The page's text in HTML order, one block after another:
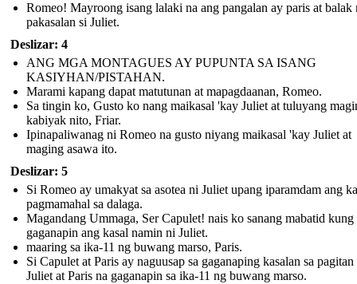
Romeo! Mayroong isang lalaki na ang pangalan ay paris at balak
pakasalan si Juliet.
Deslizar: 4
ANG MGA MONTAGUES AY PUPUNTA SA ISANG
KASIYHAN/PISTAHAN.
Marami kapang dapat matutunan at mapagdaanan, Romeo.
Sa tingin ko, Gusto ko nang maikasal 'kay Juliet at tuluyang
kabiyak nito, Friar.
Ipinapaliwanag ni Romeo na gusto niyang maikasal 'kay Juliet at
maging asawa ito.
Deslizar: 5
Si Romeo ay umakyat sa asotea ni Juliet upang iparamdam ang
pagmamahal sa dalaga.
Magandang Ummaga, Ser Capulet! nais ko sanang mabatid
gaganapin ang kasal namin ni Juliet.
maaring sa ika-11 ng buwang marso, Paris.
Si Capulet at Paris ay naguusap sa gaganaping kasalan sa
Juliet at Paris na gaganapin sa ika-11 ng buwang marso.